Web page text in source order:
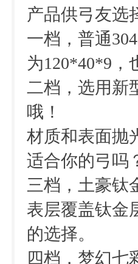
产品供弓友选
一档，普通
为120*40*9，
二档，选用新
哦！
材质和表面抛
适合你的弓吗
三档，土豪钛
表层覆盖钛金
的选择。
四档，梦幻七